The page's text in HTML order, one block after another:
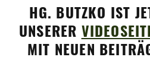
HG. BUTZKO IST
UNSERER
IT NEUEN